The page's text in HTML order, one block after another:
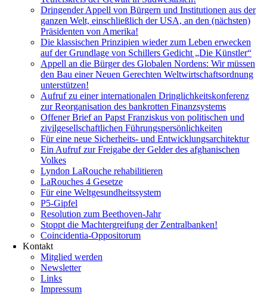
Dringender Appell von Bürgern und Institutionen aus der
ganzen Welt, einschließlich der USA, an den (nächsten)
Präsidenten von Amerika!
Die klassischen Prinzipien wieder zum Leben erwecken
auf der Grundlage von Schillers Gedicht „Die Künstler“
Appell an die Bürger des Globalen Nordens: Wir müssen
den Bau einer Neuen Gerechten Weltwirtschaftsordnung
unterstützen!
Aufruf zu einer internationalen Dringlichkeitskonferenz
zur Reorganisation des bankrotten Finanzsystems
Offener Brief an Papst Franziskus von politischen und
zivilgesellschaftlichen Führungspersönlichkeiten
Für eine neue Sicherheits- und Entwicklungsarchitektur
Ein Aufruf zur Freigabe der Gelder des afghanischen
Volkes
Lyndon LaRouche rehabilitieren
LaRouches 4 Gesetze
Für eine Weltgesundheitssystem
P5-Gipfel
Resolution zum Beethoven-Jahr
Stoppt die Machtergreifung der Zentralbanken!
Coincidentia-Oppositorum
Kontakt
Mitglied werden
Newsletter
Links
Impressum